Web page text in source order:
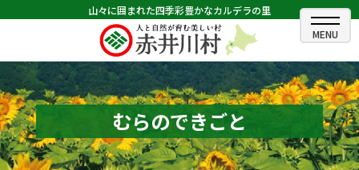
山々に囲まれた四季彩豊かなカルデラの里
ホーム
むらのできごと
むらのプロフィール
むらのできごと